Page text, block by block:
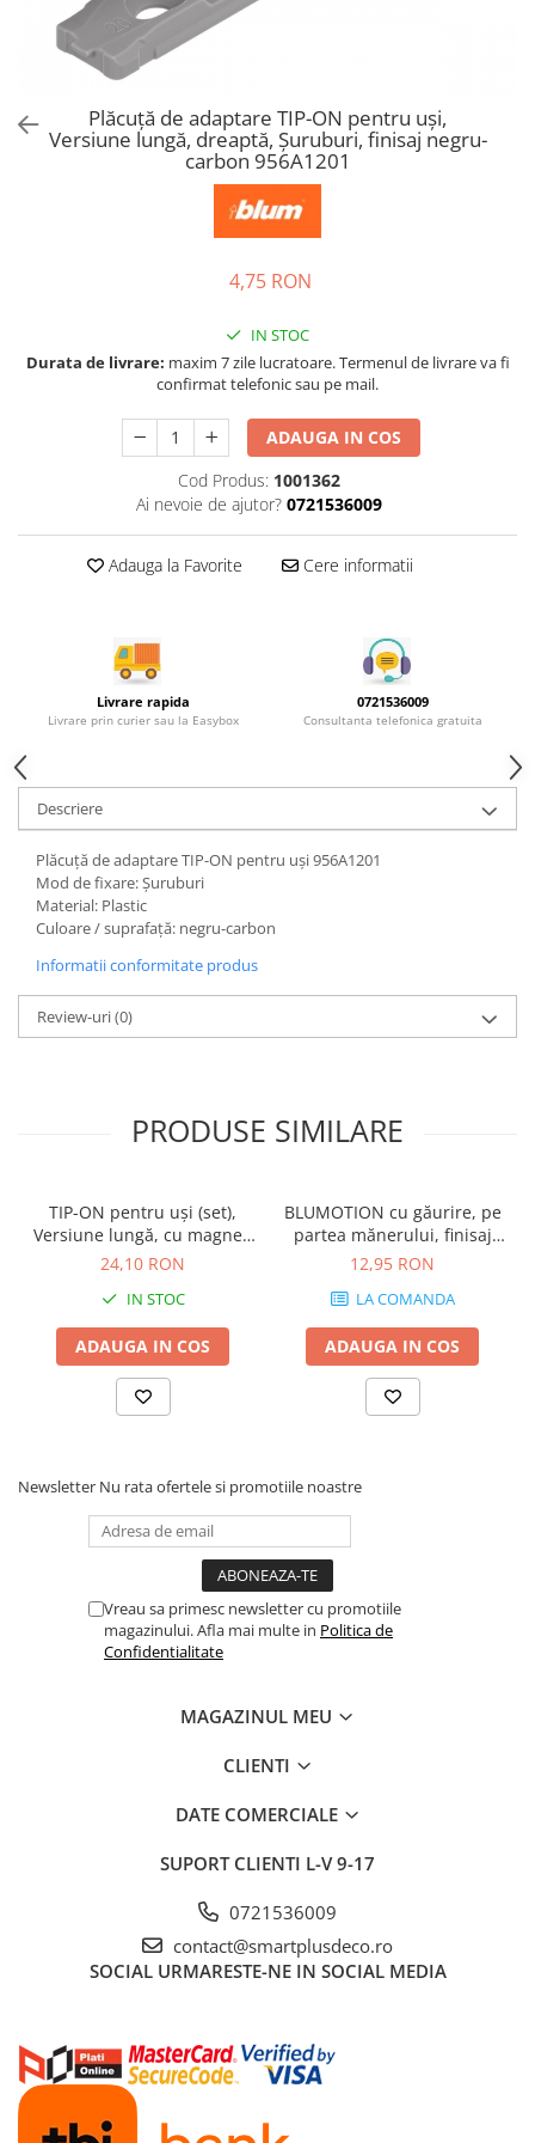
Sisteme si accesorii pentru
dressing
Accesorii dressing
Console si suporti polita
Accesorii pentru compartimentare
Suruburi, coltare, elemente de
Lamele si cepi de lemn
Picioare si rotile mobilier
Picioare mobilier
Rotile mobilier
Scurgatoare pentru vase
Cosuri Jolly si coloane
Legrabox - Blum
Merivobox - Blum
Plăcuţă de adaptare TIP-ON pentru uşi,
Versiune lungă, dreaptă, Şuruburi, finisaj negru-
carbon 956A1201
4,75 RON
IN STOC
Durata de livrare: maxim 7 zile lucratoare. Termenul de livrare va fi
confirmat telefonic sau pe mail.
ADAUGA IN COS
Cod Produs: 1001362
Ai nevoie de ajutor? 0721536009
Adauga la Favorite Cere informatii
Livrare rapida
Livrare prin curier sau la Easybox
0721536009
Consultanta telefonica gratuita
Descriere
Plăcuţă de adaptare TIP-ON pentru uşi 956A1201
Mod de fixare: Şuruburi
Material: Plastic
Culoare / suprafaţă: negru-carbon
Informatii conformitate produs
Review-uri(0)
PRODUSE SIMILARE
TIP-ON pentru uşi (set),
Versiune lungă, cu magnet,
finisaj negru-carbon
24,10 RON
IN STOC
ADAUGA IN COS
BLUMOTION cu găurire, pe
partea mănerului, finisaj
R7037 gri închis 970.1002
12,95 RON
LA COMANDA
ADAUGA IN COS
Newsletter Nu rata ofertele si promotiile noastre
Vreau sa primesc newsletter cu promotiile
magazinului. Afla mai multe in Politica de
Confidentialitate
MAGAZINUL MEU
CLIENTI
DATE COMERCIALE
SUPORT CLIENTI L-V 9-17
0721536009
contact@smartplusdeco.ro
SOCIAL URMARESTE-NE IN SOCIAL MEDIA